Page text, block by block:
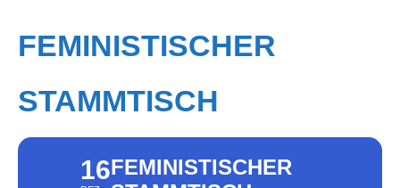
FEMINISTISCHER
STAMMTISCH
16FEMINISTISCHER